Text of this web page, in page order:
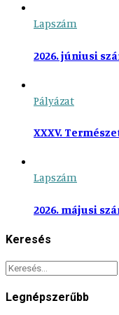
Lapszám
2026. júniusi
Pályázat
XXXV.
Lapszám
2026. májusi
Keresés
Legnépszerűbb